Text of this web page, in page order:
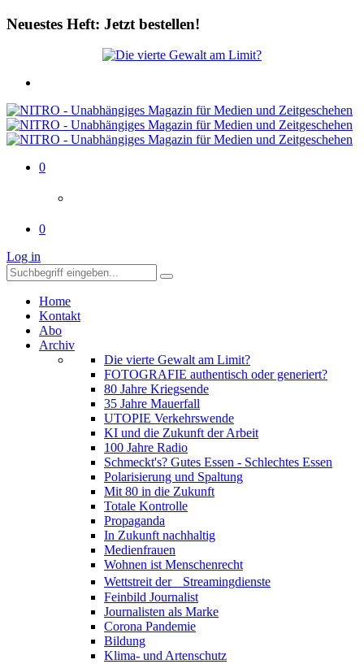
Neuestes Heft: Jetzt bestellen!
0
0
Log in
Home
Kontakt
Abo
Archiv
Die vierte Gewalt am Limit?
FOTOGRAFIE authentisch oder generiert?
80 Jahre Kriegsende
35 Jahre Mauerfall
UTOPIE Verkehrswende
KI und die Zukunft der Arbeit
100 Jahre Radio
Schmeckt's? Gutes Essen - Schlechtes Essen
Polarisierung und Spaltung
Mit 80 in die Zukunft
Totale Kontrolle
Propaganda
In Zukunft nachhaltig
Medienfrauen
Wohnen ist Menschenrecht
Wettstreit der Streamingdienste
Feinbild Journalist
Journalisten als Marke
Corona Pandemie
Bildung
Klima- und Artenschutz